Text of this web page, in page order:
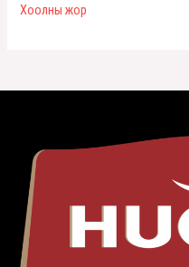
Хоолны жор